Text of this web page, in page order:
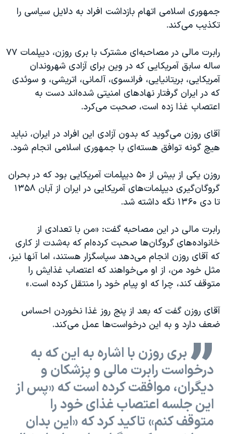
جمهوری اسلامی اتهام بازداشت افراد به دلایل سیاسی را
تکذیب می‌کند.
رابرت مالی در مصاحبه‌ای مشترک با بری روزن، دیپلمات ۷۷
ساله سابق آمریکایی که در وین برای آزادی شهروندان
آمریکایی، بریتانیایی، فرانسوی، آلمانی، اتریشی، و سوئدی
که در ایران گرفتار نهادهای امنیتی شده‌اند دست به
اعتصاب غذا زده است، صحبت می‌کرد.
آقای روزن می‌گوید که بدون آزادی این افراد در ایران، نباید
هیچ گونه توافق هسته‌ای با جمهوری اسلامی انجام شود.
روزن یکی از بیش از ۵۰ دیپلمات آمریکایی بود که در بحران
گروگان‌گیری دیپلمات‌های آمریکایی در ایران از آبان ۱۳۵۸
تا دی‌ ۱۳۶۰ نگه داشته شد.
رابرت مالی در این مصاحبه گفت: «من با تعدادی از
خانواده‌های گروگان‌ها صحبت کرده‌ام که به‌شدت از کاری
که آقای روزن انجام می‌دهد سپاسگزار هستند، اما آنها نیز،
مثل خود من، از او می‌خواهند که اعتصاب غذایش را
متوقف کند، چرا که او پیام خود را منتقل کرده است.»
آقای روزن گفت که بعد از پنج روز غذا نخوردن احساس
ضعف دارد و به این درخواست‌ها عمل می‌کند.
بری روزن با اشاره به این که به
درخواست رابرت مالی و پزشکان و
دیگران، موافقت کرده است که «پس از
این جلسه اعتصاب غذای خود را
متوقف کنم» تاکید کرد که «این بدان